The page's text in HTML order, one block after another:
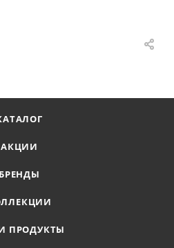
АКЦИИ
БРЕНДЫ
ПРОДУКТЫ